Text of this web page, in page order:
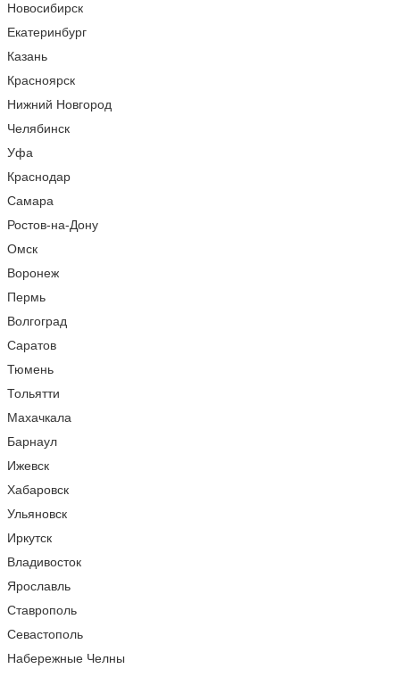
Новосибирск
Екатеринбург
Казань
Красноярск
Нижний Новгород
Челябинск
Уфа
Краснодар
Самара
Ростов-на-Дону
Омск
Воронеж
Пермь
Волгоград
Саратов
Тюмень
Тольятти
Махачкала
Барнаул
Ижевск
Хабаровск
Ульяновск
Иркутск
Владивосток
Ярославль
Ставрополь
Севастополь
Набережные Челны